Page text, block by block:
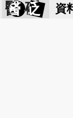
醫 砭 資